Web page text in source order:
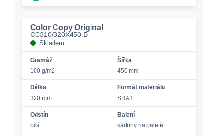
Color Copy Original
CC310/320X450.B
Skladem
Gramáž
100 g/m2
Šířka
450 mm
Délka
320 mm
Formát materiálu
SRA3
Odstín
bílá
Balení
kartony na paletě